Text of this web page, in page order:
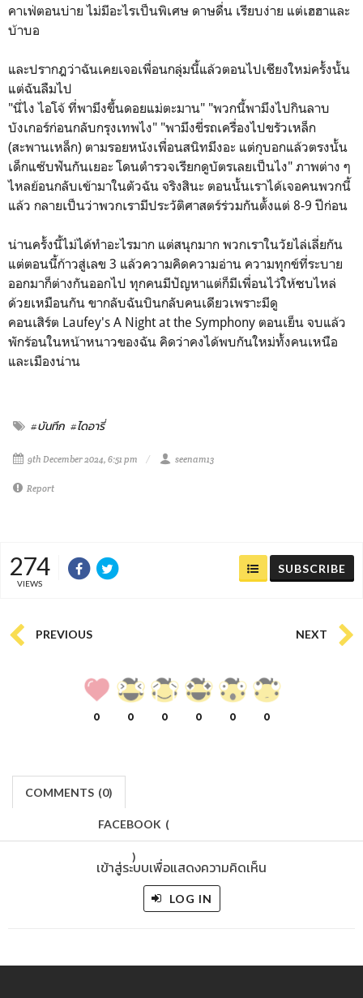
คาเฟ่ตอนบ่าย ไม่มีอะไรเป็นพิเศษ ดาษดื่น เรียบง่าย แต่เฮฮาและ
บ้าบอ
และปรากฎว่าฉันเคยเจอเพื่อนกลุ่มนี้แล้วตอนไปเชียงใหม่ครั้งนั้น
แต่ฉันลืมไป
"นี่ไง ไอโจ้ ที่พามึงขึ้นดอยแม่ตะมาน" "พวกนี้พามึงไปกินลาบ
บังเกอร์ก่อนกลับกรุงเทพไง" "พามึงขี่รถเครื่องไปขรัวเหล็ก
(สะพานเหล็ก) ตามรอยหนังเพื่อนสนิทมึงอะ แต่กุบอกแล้วตรงนั้น
เด็กแซ๊บฟันกันเยอะ โดนตำรวจเรียกดูบัตรเลยเป็นไง" ภาพต่าง ๆ
ไหลย้อนกลับเข้ามาในตัวฉัน จริงสินะ ตอนนั้นเราได้เจอคนพวกนี้
แล้ว กลายเป็นว่าพวกเรามีประวัติศาสตร์ร่วมกันตั้งแต่ 8-9 ปีก่อน
น่านครั้งนี้ไม่ได้ทำอะไรมาก แต่สนุกมาก พวกเราในวัยไล่เลี่ยกัน
แต่ตอนนี้ก้าวสู่เลข 3 แล้วความคิดความอ่าน ความทุกข์ที่ระบาย
ออกมาก็ต่างกันออกไป ทุกคนมีปัญหาแต่ก็มีเพื่อนไว้ให้ซบไหล่
ด้วยเหมือนกัน ขากลับฉันบินกลับคนเดียวเพราะมีดู
คอนเสิร์ต Laufey's A Night at the Symphony ตอนเย็น จบแล้ว
พักร้อนในหน้าหนาวของฉัน คิดว่าคงได้พบกันใหม่ทั้งคนเหนือ
และเมืองน่าน
#บันทึก #ไดอารี่
9th December 2024, 6:51 pm seenam13
Report
274
VIEWS
SUBSCRIBE
PREVIOUS NEXT
0 0 0 0 0 0
COMMENTS (0)
FACEBOOK (
)
เข้าสู่ระบบเพื่อแสดงความคิดเห็น
LOG IN